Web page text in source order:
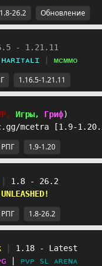
1.8-26.2 Обновление
- 1.21.11
ᴍᴄᴍᴍᴏ
1.16.5-1.21.11
Игры, Гриф)
mcetra [1.9-
РПГ 1.9-1.20
1.8 - 26.2
UNLEASHED!
РПГ 1.8-26.2
1.18 - Latest
ᴘᴠᴘ sʟ ᴀʀᴇɴᴀ